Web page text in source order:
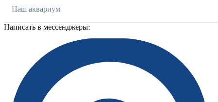
Наш аквариум
Написать в мессенджеры: